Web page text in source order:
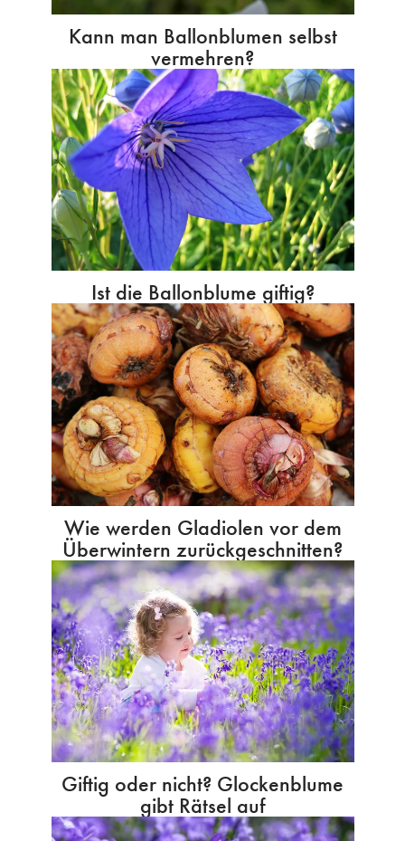
Kann man Ballonblumen selbst
vermehren?
Ist die Ballonblume giftig?
Wie werden Gladiolen vor dem
Überwintern zurückgeschnitten?
Giftig oder nicht? Glockenblume
gibt Rätsel auf